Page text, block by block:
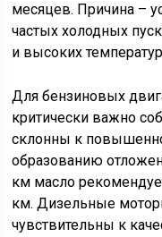
месяцев. Причина –
частых холодных
и высоких
Для бензиновых
критически важно
склонны к
образованию
км масло
км. Дизельные
чувствительны к